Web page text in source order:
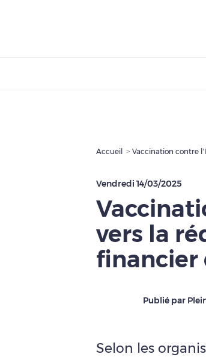
Accueil Vaccination contre
Vendredi 14/03/2025
vers la
financier
Publié par
Selon les